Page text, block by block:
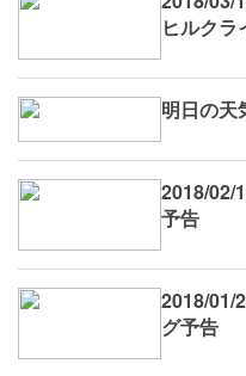
ヒルクラ
明日の天
2018/02/
予告
2018/01/
グ予告